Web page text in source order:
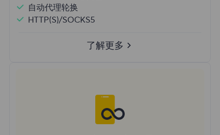
自动代理轮换
HTTP(S)/SOCKS5
了解更多